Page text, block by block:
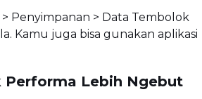
Penyimpanan > Data Tembolok
Kamu juga bisa gunakan aplikasi
Lebih Ngebut